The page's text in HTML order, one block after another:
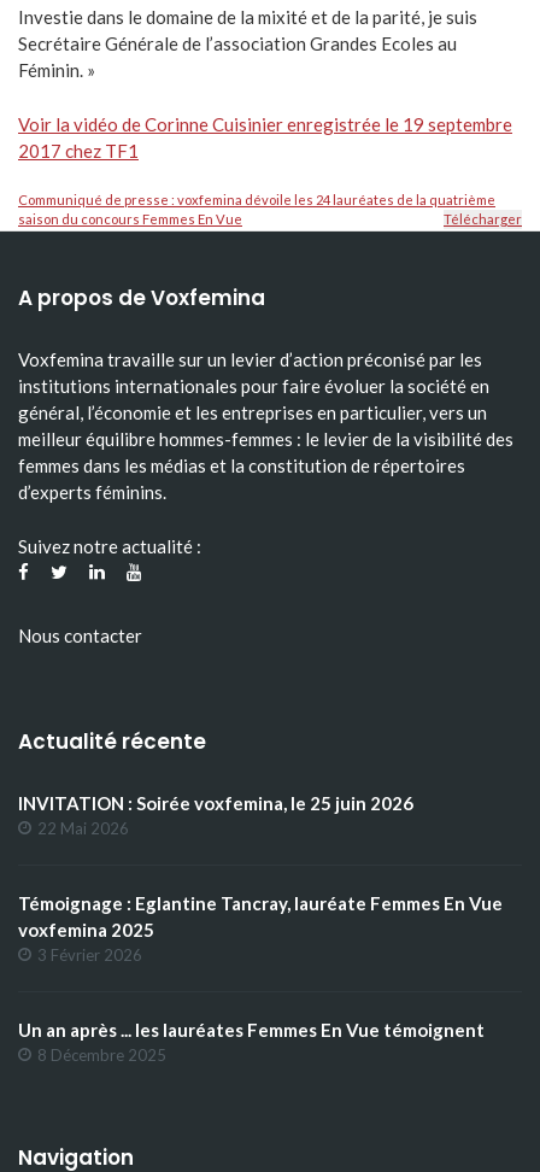
Investie dans le domaine de la mixité et de la parité, je suis
Secrétaire Générale de l’association Grandes Ecoles au
Féminin. »
Voir la vidéo de Corinne Cuisinier enregistrée le 19 septembre
2017 chez TF1
Communiqué de presse : voxfemina dévoile les 24 lauréates de la quatrième
saison du concours Femmes En Vue
Télécharger
A propos de Voxfemina
Voxfemina travaille sur un levier d’action préconisé par les
institutions internationales pour faire évoluer la société en
général, l’économie et les entreprises en particulier, vers un
meilleur équilibre hommes-femmes : le levier de la visibilité des
femmes dans les médias et la constitution de répertoires
d’experts féminins.
Suivez notre actualité :
Nous contacter
Actualité récente
INVITATION : Soirée voxfemina, le 25 juin 2026
22 Mai 2026
Témoignage : Eglantine Tancray, lauréate Femmes En Vue
voxfemina 2025
3 Février 2026
Un an après ... les lauréates Femmes En Vue témoignent
8 Décembre 2025
Navigation